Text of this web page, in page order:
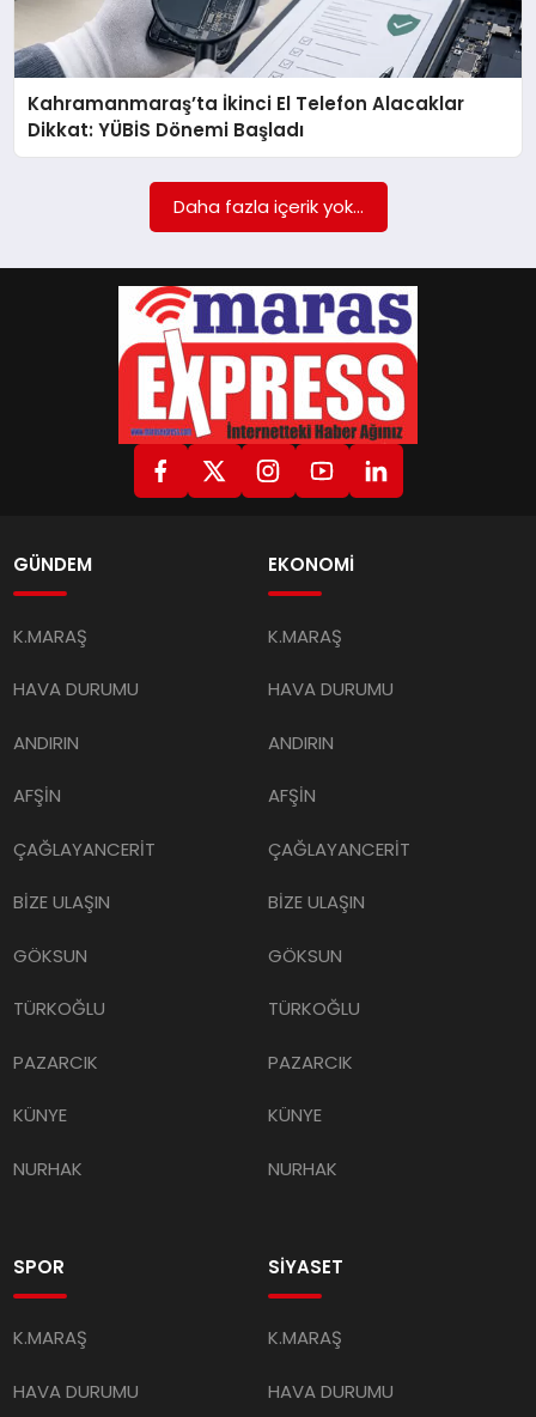
GÖKSUN
TÜRKOĞLU
Kahramanmaraş’ta İkinci El Telefon Alacaklar
Dikkat: YÜBİS Dönemi Başladı
Daha fazla içerik yok...
GÜNDEM
K.MARAŞ
HAVA DURUMU
ANDIRIN
AFŞİN
ÇAĞLAYANCERİT
BİZE ULAŞIN
GÖKSUN
TÜRKOĞLU
PAZARCIK
KÜNYE
NURHAK
EKONOMİ
K.MARAŞ
HAVA DURUMU
ANDIRIN
AFŞİN
ÇAĞLAYANCERİT
BİZE ULAŞIN
GÖKSUN
TÜRKOĞLU
PAZARCIK
KÜNYE
NURHAK
SPOR
K.MARAŞ
HAVA DURUMU
SİYASET
K.MARAŞ
HAVA DURUMU